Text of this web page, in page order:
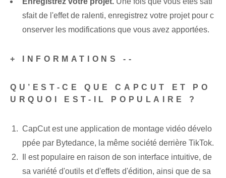
sfait de l'effet de ralenti, enregistrez votre projet pour c
onserver les modifications que vous avez apportées.
+ INFORMATIONS --
QU’EST-CE QUE CAPCUT ET PO
URQUOI EST-IL POPULAIRE ?
CapCut est une application de montage vidéo dévelo
ppée par Bytedance, la même société derrière TikTok.
Il est populaire en raison de son interface intuitive, de
sa variété d'outils et d'effets d'édition, ainsi que de sa